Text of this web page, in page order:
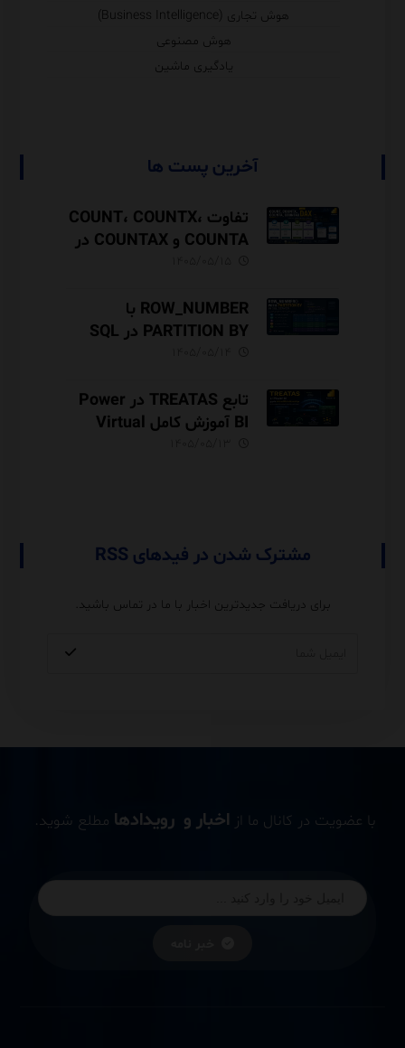
هوش تجاری (Business Intelligence)
هوش مصنوعی
یادگیری ماشین
آخرین پست ها
تفاوت COUNT، COUNTX،
COUNTA و COUNTAX در
ROW_NUMBER با
PARTITION BY در SQL
تابع TREATAS در Power
BI آموزش کامل Virtual
مشترک شدن در فیدهای RSS
برای دریافت جدیدترین اخبار با ما در تماس باشید.
با عضویت در کانال ما از اخبار و رویدادها مطلع شوید.